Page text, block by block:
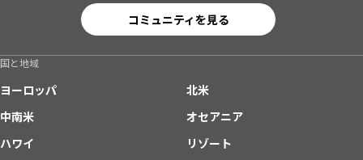
コミュニティを見る
国と地域
ヨーロッパ
北米
中南米
オセアニア
ハワイ
リゾート